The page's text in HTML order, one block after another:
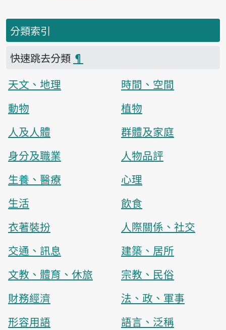
分類索引
快速跳去分類 ¶
天文、地理
時間、空間
動物
植物
人及人體
群體及家庭
身分及職業
人物品評
生養、醫療
心理
生活
飲食
衣著裝扮
人際關係、社交
交通、訊息
建築、居所
文教、體育、休旅
宗教、民俗
財務經濟
法、政、軍事
形容用語
語言、泛稱